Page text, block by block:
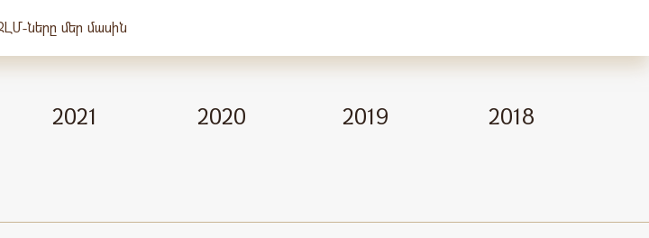
ները մեր մասին
2021 2020 2019
2018